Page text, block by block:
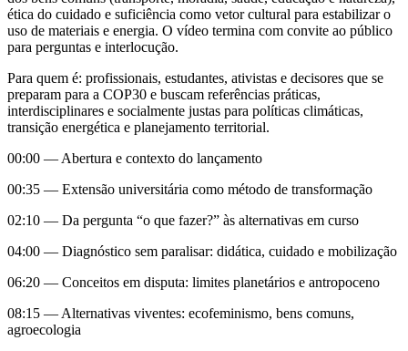
ética do cuidado e suficiência como vetor cultural para estabilizar o
uso de materiais e energia. O vídeo termina com convite ao público
para perguntas e interlocução.
Para quem é: profissionais, estudantes, ativistas e decisores que se
preparam para a COP30 e buscam referências práticas,
interdisciplinares e socialmente justas para políticas climáticas,
transição energética e planejamento territorial.
00:00 — Abertura e contexto do lançamento
00:35 — Extensão universitária como método de transformação
02:10 — Da pergunta “o que fazer?” às alternativas em curso
04:00 — Diagnóstico sem paralisar: didática, cuidado e mobilização
06:20 — Conceitos em disputa: limites planetários e antropoceno
08:15 — Alternativas viventes: ecofeminismo, bens comuns,
agroecologia